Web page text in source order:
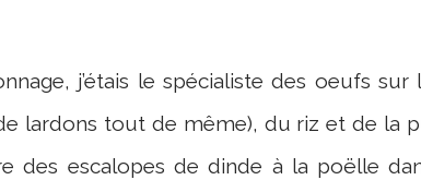
j’étais le spécialiste des oeufs sur
lardons tout de même), du riz et de la
des escalopes de dinde à la poëlle